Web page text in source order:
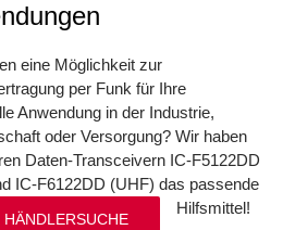
eine Möglichkeit zur
per Funk für Ihre
Anwendung in der Industrie,
oder Versorgung? Wir haben
Daten-Transceivern IC-F5122DD
IC-F6122DD (UHF) das passende
Hilfsmittel!
HÄNDLERSUCHE